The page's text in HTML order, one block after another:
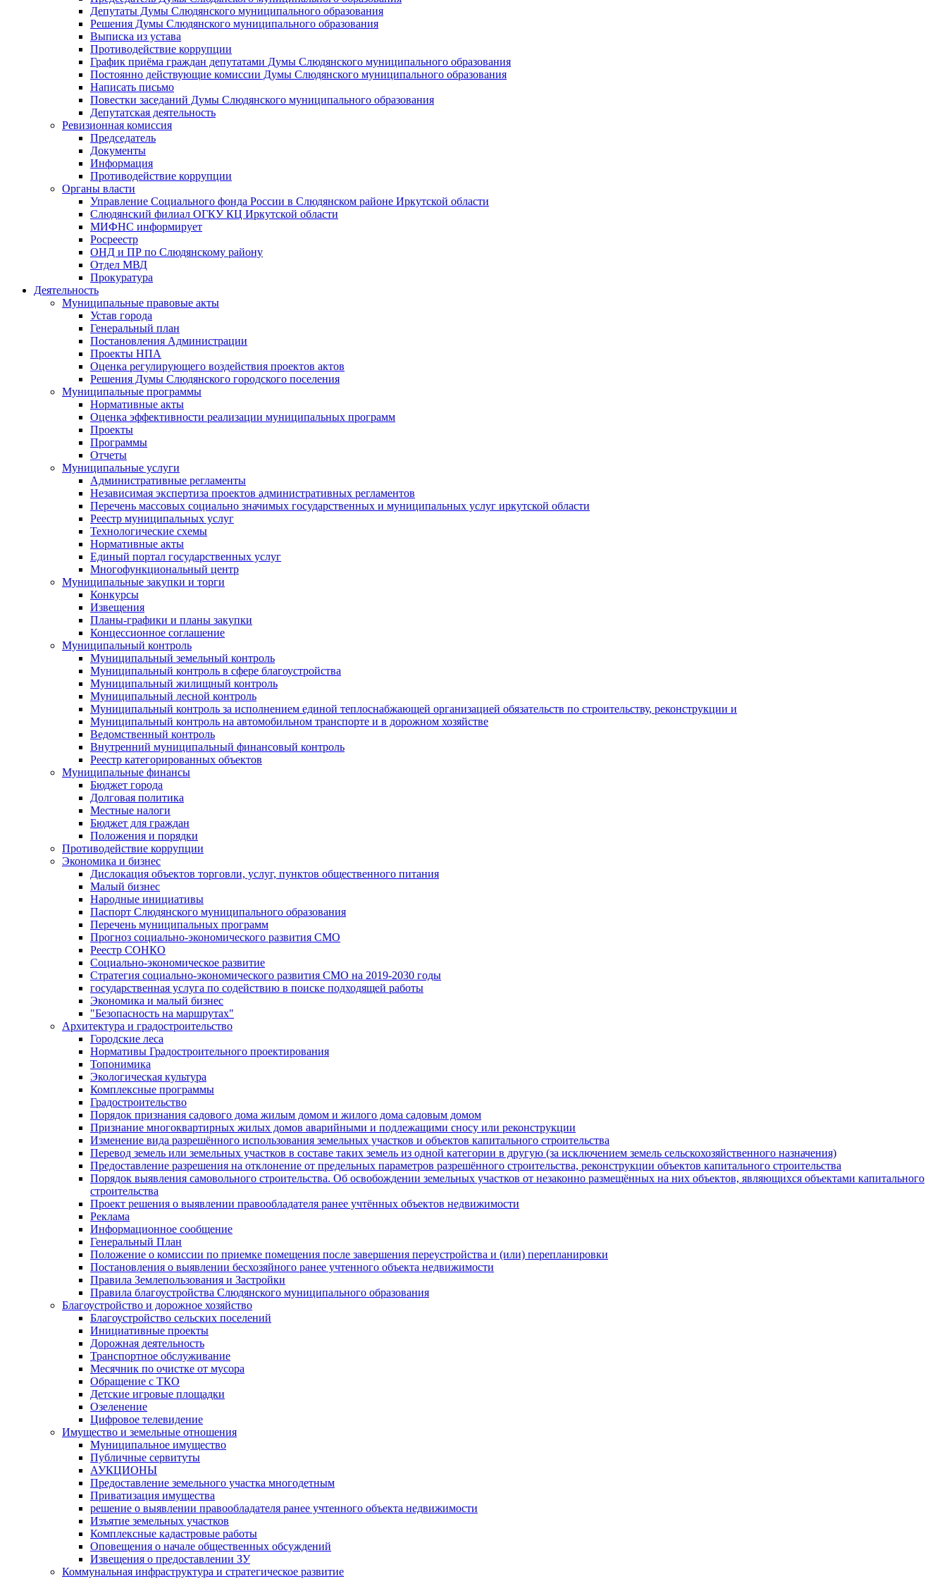
Депутаты Думы Слюдянского муниципального образования
Решения Думы Слюдянского муниципального образования
Выписка из устава
Противодействие коррупции
График приёма граждан депутатами Думы Слюдянского муниципального образования
Постоянно действующие комиссии Думы Слюдянского муниципального образования
Написать письмо
Повестки заседаний Думы Слюдянского муниципального образования
Депутатская деятельность
Ревизионная комиссия
Председатель
Документы
Информация
Противодействие коррупции
Органы власти
Управление Социального фонда России в Слюдянском районе Иркутской области
Слюдянский филиал ОГКУ КЦ Иркутской области
МИФНС информирует
Росреестр
ОНД и ПР по Слюдянскому району
Отдел МВД
Прокуратура
Деятельность
Муниципальные правовые акты
Устав города
Генеральный план
Постановления Администрации
Проекты НПА
Оценка регулирующего воздействия проектов актов
Решения Думы Слюдянского городского поселения
Муниципальные программы
Нормативные акты
Оценка эффективности реализации муниципальных программ
Проекты
Программы
Отчеты
Муниципальные услуги
Административные регламенты
Независимая экспертиза проектов административных регламентов
Перечень массовых социально значимых государственных и муниципальных услуг иркутской области
Реестр муниципальных услуг
Технологические схемы
Нормативные акты
Единый портал государственных услуг
Многофункциональный центр
Муниципальные закупки и торги
Конкурсы
Извещения
Планы-графики и планы закупки
Концессионное соглашение
Муниципальный контроль
Муниципальный земельный контроль
Муниципальный контроль в сфере благоустройства
Муниципальный жилищный контроль
Муниципальный лесной контроль
Муниципальный контроль за исполнением единой теплоснабжающей организацией обязательств по строительству, реконструкции и
Муниципальный контроль на автомобильном транспорте и в дорожном хозяйстве
Ведомственный контроль
Внутренний муниципальный финансовый контроль
Реестр категорированных объектов
Муниципальные финансы
Бюджет города
Долговая политика
Местные налоги
Бюджет для граждан
Положения и порядки
Противодействие коррупции
Экономика и бизнес
Дислокация объектов торговли, услуг, пунктов общественного питания
Малый бизнес
Народные инициативы
Паспорт Слюдянского муниципального образования
Перечень муниципальных программ
Прогноз социально-экономического развития СМО
Реестр СОНКО
Социально-экономическое развитие
Стратегия социально-экономического развития СМО на 2019-2030 годы
государственная услуга по содействию в поиске подходящей работы
Экономика и малый бизнес
"Безопасность на маршрутах"
Архитектура и градостроительство
Городские леса
Нормативы Градостроительного проектирования
Топонимика
Экологическая культура
Комплексные программы
Градостроительство
Порядок признания садового дома жилым домом и жилого дома садовым домом
Признание многоквартирных жилых домов аварийными и подлежащими сносу или реконструкции
Изменение вида разрешённого использования земельных участков и объектов капитального строительства
Перевод земель или земельных участков в составе таких земель из одной категории в другую (за исключением земель сельскохозяйственного назначения)
Предоставление разрешения на отклонение от предельных параметров разрешённого строительства, реконструкции объектов капитального строительства
Порядок выявления самовольного строительства. Об освобождении земельных участков от незаконно размещённых на них объектов, являющихся объектами капитального
строительства
Проект решения о выявлении правообладателя ранее учтённых объектов недвижимости
Реклама
Информационное сообщение
Генеральный План
Положение о комиссии по приемке помещения после завершения переустройства и (или) перепланировки
Постановления о выявлении бесхозяйного ранее учтенного объекта недвижимости
Правила Землепользования и Застройки
Правила благоустройства Слюдянского муниципального образования
Благоустройство и дорожное хозяйство
Благоустройство сельских поселений
Инициативные проекты
Дорожная деятельность
Транспортное обслуживание
Месячник по очистке от мусора
Обращение с ТКО
Детские игровые площадки
Озеленение
Цифровое телевидение
Имущество и земельные отношения
Муниципальное имущество
Публичные сервитуты
АУКЦИОНЫ
Предоставление земельного участка многодетным
Приватизация имущества
решение о выявлении правообладателя ранее учтенного объекта недвижимости
Изъятие земельных участков
Комплексные кадастровые работы
Оповещения о начале общественных обсуждений
Извещения о предоставлении ЗУ
Коммунальная инфраструктура и стратегическое развитие